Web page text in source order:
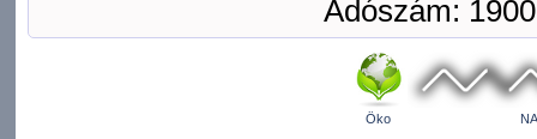
Adószám:
Öko